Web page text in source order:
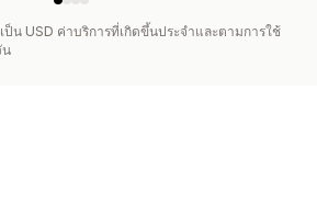
ป็น USD ค่าบริการที่เกิดขึ้นประจำและตามการใช้
น